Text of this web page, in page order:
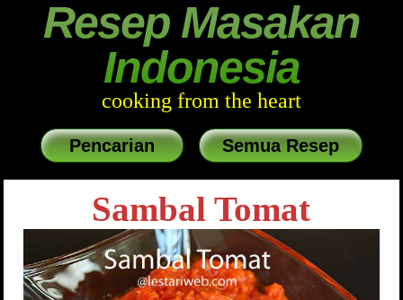
Resep Masakan
Indonesia
cooking from the heart
Pencarian Semua Resep
Sambal Tomat